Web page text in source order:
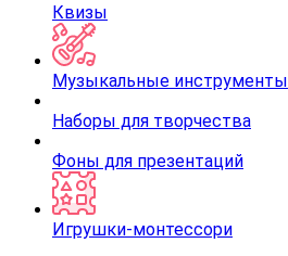
Квизы
Музыкальные инструменты
Наборы для творчества
Фоны для презентаций
Игрушки-монтессори